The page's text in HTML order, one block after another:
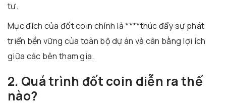
tư.
Mục đích của đốt coin chính là ****thúc đẩy sự phát
triển bền vững của toàn bộ dự án và cân bằng lợi ích
giữa các bên tham gia.
2. Quá trình đốt coin diễn ra thế
nào?